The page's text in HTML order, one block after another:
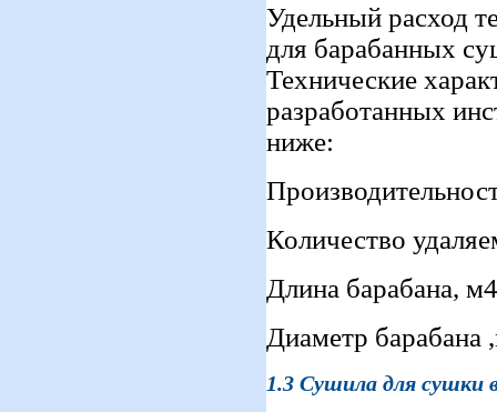
Удельный расход
для барабанных
Технические
разработанных
ниже:
Количество
Длина барабана,
Диаметр барабана
1.3 Сушила для сушки